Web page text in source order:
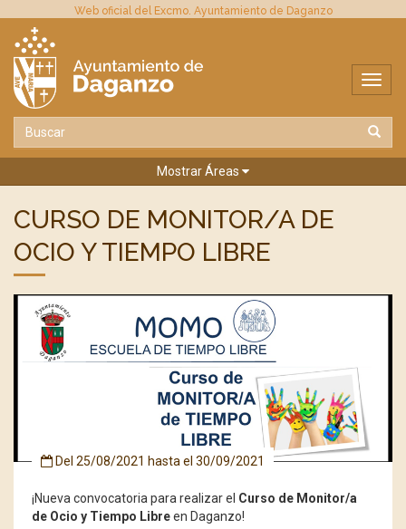
Web oficial del Excmo. Ayuntamiento de Daganzo
Mostrar Áreas
CURSO DE MONITOR/A DE
OCIO Y TIEMPO LIBRE
Del 25/08/2021 hasta el 30/09/2021
¡Nueva convocatoria para realizar el Curso de Monitor/a
de Ocio y Tiempo Libreen Daganzo!